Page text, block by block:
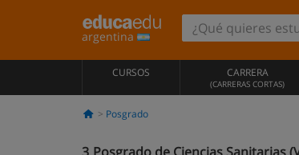
argentina
CURSOS CARRERA
(CARRERAS CORTAS)
Posgrado